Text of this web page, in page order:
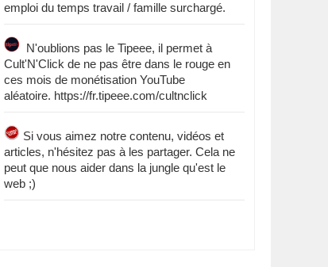
emploi du temps travail / famille surchargé.
N'oublions pas le Tipeee, il permet à
Cult'N'Click de ne pas être dans le rouge en
ces mois de monétisation YouTube
aléatoire. https://fr.tipeee.com/cultnclick
Si vous aimez notre contenu, vidéos et
articles, n'hésitez pas à les partager. Cela ne
peut que nous aider dans la jungle qu'est le
web ;)